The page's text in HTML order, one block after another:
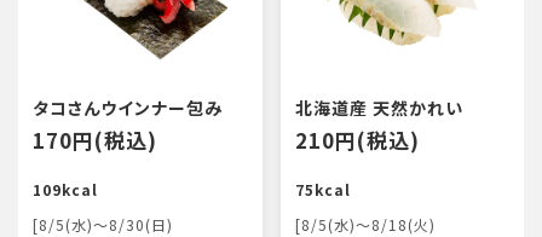
タコさんウインナー包み
170円(税込)
109kcal
[8/5(水)～8/30(日)
北海道産 天然かれい
210円(税込)
75kcal
[8/5(水)～8/18(火)